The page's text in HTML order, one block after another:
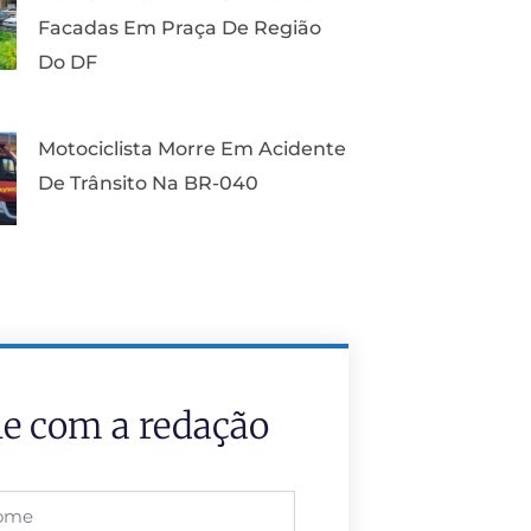
Facadas Em Praça De Região
Do DF
Motociclista Morre Em Acidente
De Trânsito Na BR-040
com a redação